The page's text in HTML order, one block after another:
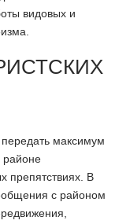
видовых и
передать максимум
районе
препятствиях. В
с районом